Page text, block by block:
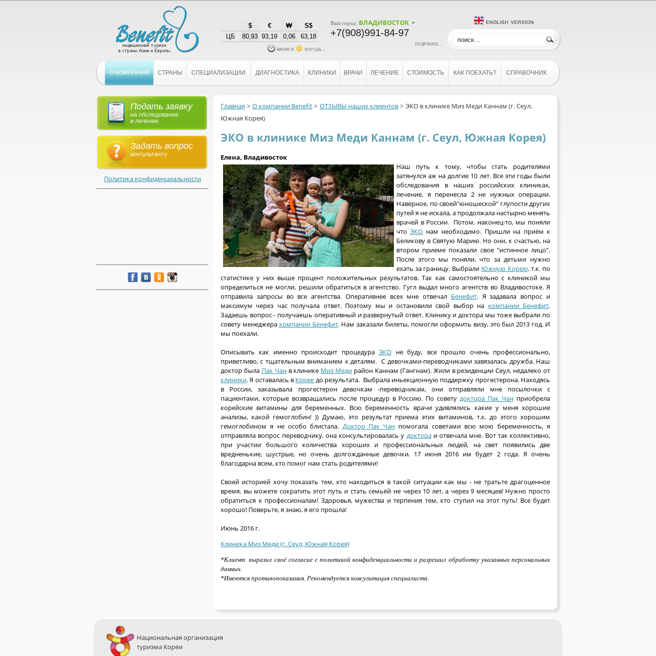
$ € ₩
S$
ЦБ
80,93 93,19 0,06 63,18
время и погода...
Ваш город: ВЛАДИВОСТОК
+7(908)991-84-97
подробнее...
english version
О КОМПАНИИ СТРАНЫ СПЕЦИАЛИЗАЦИИ ДИАГНОСТИКА КЛИНИКИ ВРАЧИ ЛЕЧЕНИЕ СТОИМОСТЬ КАК ПОЕХАТЬ? СПРАВОЧНИК
Подать заявку
на обследование
и лечение
Задать вопрос
консультанту
Политика конфиденциальности
Главная О компании Benefit ОТЗЫВЫ наших клиентов
ЭКО в клинике Миз Меди Каннам (г. Сеул,
Южная Корея)
ЭКО в клинике Миз Меди Каннам (г. Сеул, Южная Корея)
Елена, Владивосток
Наш путь к тому, чтобы стать родителями
затянулся аж на долгие 10 лет. Все эти годы были
обследования в наших российских клиниках,
лечение, я перенесла 2 не нужных операции.
Наверное, по своей"юношеской" глупости других
путей я не искала, а продолжала настырно менять
врачей в России. Потом, наконец-то, мы поняли
чтоЭКО нам необходимо. Пришли на приём к
Беликову в Святую Марию. Но они, к счастью, на
втором приеме показали свое "истинное лицо".
После этого мы поняли, что за детьми нужно
ехать за границу. Выбрали Южную Корею,т.к. по
статистике у них выше процент положительных результатов. Так как самостоятельно с клиникой мы
определиться не могли, решили обратиться в агентство. Гугл выдал много агентств во Владивостоке. Я
отправила запросы во все агентства. Оперативнее всех мне отвечал Бенефит. Я задавала вопрос и
максимум через час получала ответ. Поэтому мы и остановили свой выбор на компании Бенефит.
Задаешь вопрос - получаешь оперативный и развернутый ответ. Клинику и доктора мы тоже выбрали по
совету менеджера компании Бенефит. Нам заказали билеты, помогли оформить визу, это был 2013 год. И
мы поехали.
Описывать как именно происходит процедураЭКО не буду, все прошло очень профессионально,
приветливо, с тщательным вниманием к деталям. С девочками-переводчиками завязалась дружба. Наш
доктор была Пак Чанв клинике Миз Меди район Каннам (Гангнам). Жили в резиденции Сеул, недалеко от
клиники. Я оставалась в Корее до результата. Выбрала иньекционную поддержку прогестерона. Находясь
в России, заказывала прогестерон девочкам -переводчикам, они отправляли мне посылочки с
пациентами, которые возвращались после процедур в Россию. По советудоктора Пак Чан приобрела
корейские витамины для беременных. Всю беременность врачи удивлялись какие у меня хорошие
анализы, какой гемоглобин! )) Думаю, это результат приема этих витаминов, т.к. до этого хорошим
гемоглобином я не особо блистала. Доктор Пак Чан помогала советами всю мою беременность, я
отправляла вопрос переводчику, она консультировалась у доктораи отвечала мне. Вот так коллективно,
при участии большого количества хороших и профессиональных людей, на свет появились две
вредненькие, шустрые, но очень долгожданные девочки. 17 июня 2016 им будет 2 года. Я очень
благодарна всем, кто помог нам стать родителями!
Своей историей хочу показать тем, кто находиться в такой ситуации как мы - не тратьте драгоценное
время, вы можете сократить этот путь и стать семьёй не через 10 лет, а через 9 месяцев! Нужно просто
обратиться к профессионалам! Здоровья, мужества и терпения тем, кто ступил на этот путь! Все будет
хорошо! Поверьте, я знаю, я его прошла!
Июнь 2016 г.
Клиника Миз Меди (г. Сеул, Южная Корея)
*Клиент выразил своё согласие с политикой конфиденциальности и разрешил обработку указанных персональных
данных.
*Имеются противопоказания. Рекомендуется консультация специалиста.
Национальная организация
туризма Кореи